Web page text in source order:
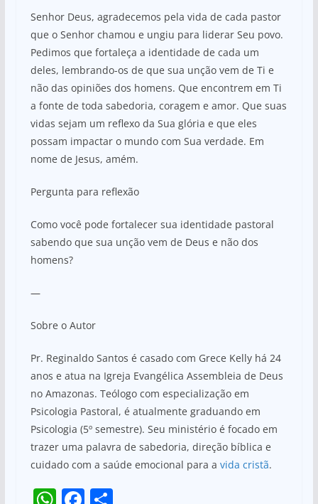
Senhor Deus, agradecemos pela vida de cada pastor
que o Senhor chamou e ungiu para liderar Seu povo.
Pedimos que fortaleça a identidade de cada um
deles, lembrando-os de que sua unção vem de Ti e
não das opiniões dos homens. Que encontrem em Ti
a fonte de toda sabedoria, coragem e amor. Que suas
vidas sejam um reflexo da Sua glória e que eles
possam impactar o mundo com Sua verdade. Em
nome de Jesus, amém.
Pergunta para reflexão
Como você pode fortalecer sua identidade pastoral
sabendo que sua unção vem de Deus e não dos
homens?
—
Sobre o Autor
Pr. Reginaldo Santos é casado com Grece Kelly há 24
anos e atua na Igreja Evangélica Assembleia de Deus
no Amazonas. Teólogo com especialização em
Psicologia Pastoral, é atualmente graduando em
Psicologia (5º semestre). Seu ministério é focado em
trazer uma palavra de sabedoria, direção bíblica e
cuidado com a saúde emocional para a vida cristã.